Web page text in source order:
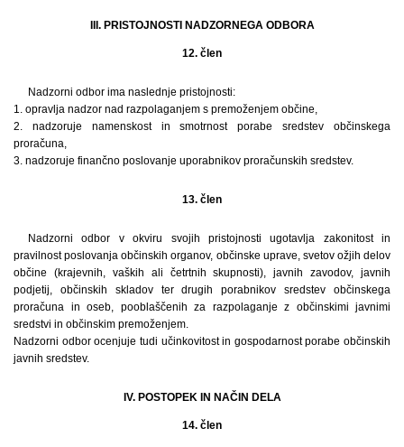
III. PRISTOJNOSTI NADZORNEGA ODBORA
12. člen
Nadzorni odbor ima naslednje pristojnosti:
1. opravlja nadzor nad razpolaganjem s premoženjem občine,
2. nadzoruje namenskost in smotrnost porabe sredstev občinskega
proračuna,
3. nadzoruje finančno poslovanje uporabnikov proračunskih sredstev.
13. člen
Nadzorni odbor v okviru svojih pristojnosti ugotavlja zakonitost in
pravilnost poslovanja občinskih organov, občinske uprave, svetov ožjih delov
občine (krajevnih, vaških ali četrtnih skupnosti), javnih zavodov, javnih
podjetij, občinskih skladov ter drugih porabnikov sredstev občinskega
proračuna in oseb, pooblaščenih za razpolaganje z občinskimi javnimi
sredstvi in občinskim premoženjem.
Nadzorni odbor ocenjuje tudi učinkovitost in gospodarnost porabe občinskih
javnih sredstev.
IV. POSTOPEK IN NAČIN DELA
14. člen